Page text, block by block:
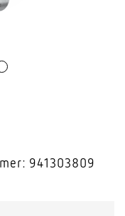
941303809